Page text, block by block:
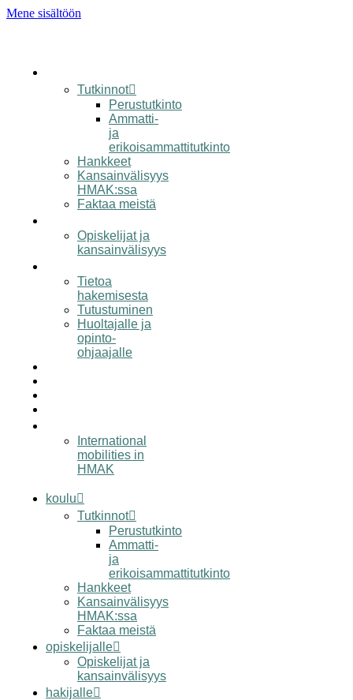
Mene sisältöön
Tutkinnot
Perustutkinto
Ammatti-
ja
erikoisammattitutkinto
Hankkeet
Kansainvälisyys
HMAK:ssa
Faktaa meistä
Opiskelijat ja
kansainvälisyys
Tietoa
hakemisesta
Tutustuminen
Huoltajalle ja
opinto-
ohjaajalle
International
mobilities in
HMAK
koulu
Tutkinnot
Perustutkinto
Ammatti-
ja
erikoisammattitutkinto
Hankkeet
Kansainvälisyys
HMAK:ssa
Faktaa meistä
opiskelijalle
Opiskelijat ja
kansainvälisyys
hakijalle